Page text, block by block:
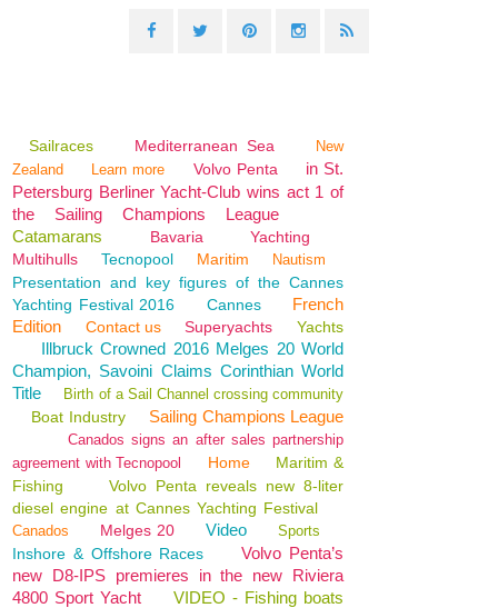
Sailraces Mediterranean Sea
New
Zealand
Learn more Volvo Penta
in St.
Petersburg Berliner Yacht-Club wins act 1 of
the Sailing Champions League
Catamarans
Bavaria
Yachting
Multihulls
Tecnopool Maritim Nautism
Presentation and key figures of the Cannes
Yachting Festival 2016
Cannes
French
Edition
Contact us Superyachts Yachts
Illbruck Crowned 2016 Melges 20 World
Champion, Savoini Claims Corinthian World
Title
Birth of a Sail Channel crossing community
Boat Industry Sailing Champions League
Canados signs an after sales partnership
agreement with Tecnopool
Home
Maritim &
Fishing
Volvo Penta reveals new 8-liter
diesel engine at Cannes Yachting Festival
Canados Melges 20 Video Sports
Inshore & Offshore Races
Volvo Penta’s
new D8-IPS premieres in the new Riviera
4800 Sport Yacht
VIDEO - Fishing boats